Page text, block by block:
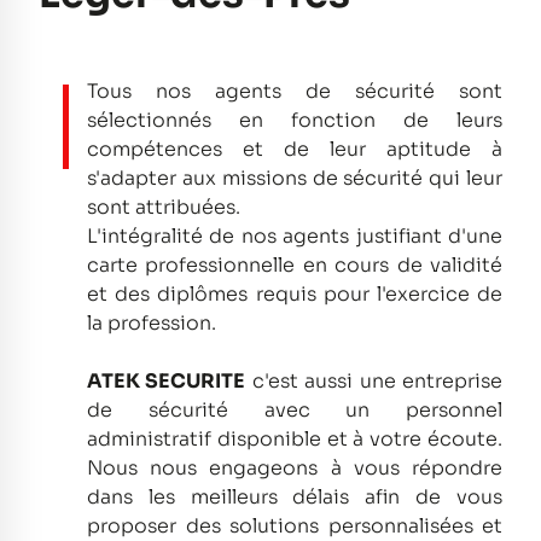
Tous nos agents de sécurité sont
sélectionnés en fonction de leurs
compétences et de leur aptitude à
s'adapter aux missions de sécurité qui leur
sont attribuées.
L'intégralité de nos agents justifiant d'une
carte professionnelle en cours de validité
et des diplômes requis pour l'exercice de
la profession.
ATEK SECURITE c'est aussi une entreprise
de sécurité avec un personnel
administratif disponible et à votre écoute.
Nous nous engageons à vous répondre
dans les meilleurs délais afin de vous
proposer des solutions personnalisées et